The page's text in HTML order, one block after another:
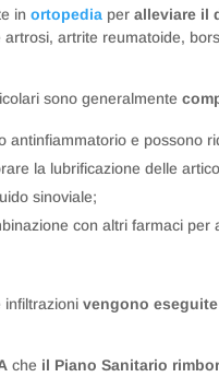
inortopedia peralleviare il
artrite reumatoide,
sono generalmente
antinfiammatorio e possono
la lubrificazione delle
sinoviale;
con altri farmaci
infiltrazionivengono
che il Piano Sanitario